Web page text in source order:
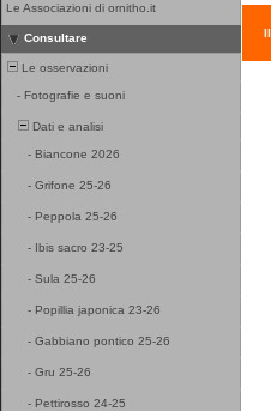
Le Associazioni di ornitho.it
Consultare
Le osservazioni
- Fotografie e suoni
Dati e analisi
- Biancone 2026
- Grifone 25-26
- Peppola 25-26
- Ibis sacro 23-25
- Sula 25-26
- Popillia japonica 23-26
- Gabbiano pontico 25-26
- Gru 25-26
- Pettirosso 24-25